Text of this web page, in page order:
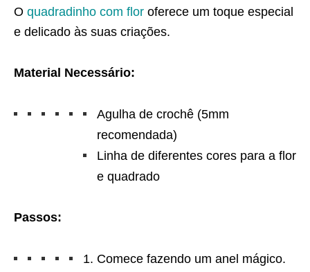
O quadradinho com flor oferece um toque especial
e delicado às suas criações.
Material Necessário:
Agulha de crochê (5mm
recomendada)
Linha de diferentes cores para a flor
e quadrado
Passos:
Comece fazendo um anel mágico.